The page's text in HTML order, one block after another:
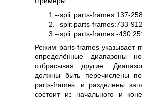
1.--split parts-frames:137-
2.--split parts-frames:733-
3.--split parts-frames:-
Режим parts-frames указывает
определённые диапазоны
отбрасывая другие.
должны быть перечислены
parts-frames: и разделены
состоит из начального и